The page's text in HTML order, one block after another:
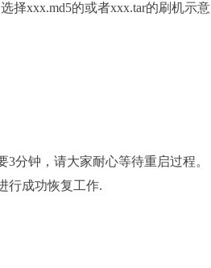
择xxx.md5的或者xxx.tar的刷机示意
3分钟， 请大家耐心等待重启过程。
行成功恢复工作.